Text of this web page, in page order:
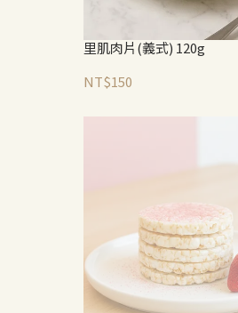
里肌肉片(義式) 120g
NT$150